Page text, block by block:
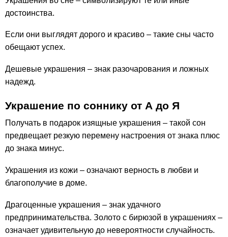
достоинства.
Если они выглядят дорого и красиво – такие сны часто
обещают успех.
Дешевые украшения – знак разочарования и ложных
надежд.
Украшение по соннику от А до Я
Получать в подарок изящные украшения – такой сон
предвещает резкую перемену настроения от знака плюс
до знака минус.
Украшения из кожи – означают верность в любви и
благополучие в доме.
Драгоценные украшения – знак удачного
предпринимательства. Золото с бирюзой в украшениях –
означает удивительную до невероятности случайность.